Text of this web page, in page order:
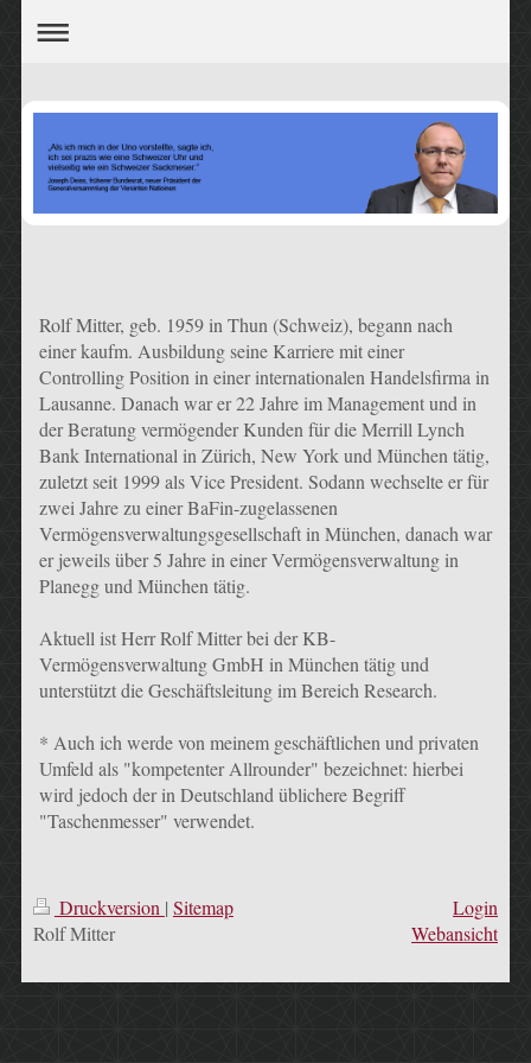
Rolf Mitter, geb. 1959 in Thun (Schweiz), begann nach
einer kaufm. Ausbildung seine Karriere mit einer
Controlling Position in einer internationalen Handelsfirma in
Lausanne. Danach war er 22 Jahre im Management und in
der Beratung vermögender Kunden für die Merrill Lynch
Bank International in Zürich, New York und München tätig,
zuletzt seit 1999 als Vice President. Sodann wechselte er für
zwei Jahre zu einer BaFin-zugelassenen
Vermögensverwaltungsgesellschaft in München, danach war
er jeweils über 5 Jahre in einer Vermögensverwaltung in
Planegg und München tätig.
Aktuell ist Herr Rolf Mitter bei der KB-
Vermögensverwaltung GmbH in München tätig und
unterstützt die Geschäftsleitung im Bereich Research.
* Auch ich werde von meinem geschäftlichen und privaten
Umfeld als "kompetenter Allrounder" bezeichnet: hierbei
wird jedoch der in Deutschland üblichere Begriff
"Taschenmesser" verwendet.
Druckversion | Sitemap
Rolf Mitter
Login
Webansicht